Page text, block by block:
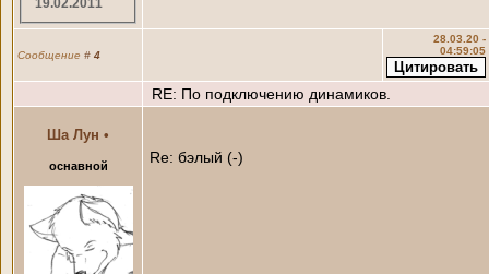
19.02.2011
Сообщение # 4
28.03.20 -
04:59:05
RE: По подключению динамиков.
Ша Лун •
оснавной Re: бэлый (-)